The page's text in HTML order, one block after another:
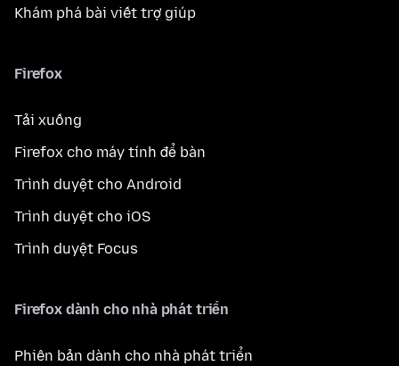
Khám phá bài viết trợ giúp
Firefox
Tải xuống
Firefox cho máy tính để bàn
Trình duyệt cho Android
Trình duyệt cho iOS
Trình duyệt Focus
Firefox dành cho nhà phát triển
Phiên bản dành cho nhà phát triển